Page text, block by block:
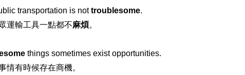
transportation is nottroublesome.
運輸工具一點都不麻煩。
things sometimes exist opportunities.
情有時候存在商機。